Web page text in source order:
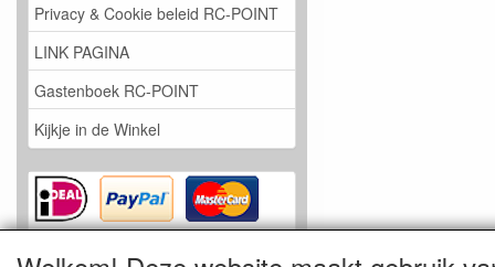
Privacy & Cookie beleid RC-POINT
LINK PAGINA
Gastenboek RC-POINT
Kijkje in de Winkel